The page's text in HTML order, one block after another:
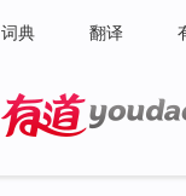
词典 翻译